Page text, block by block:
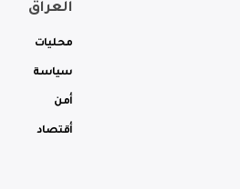
العراق
محليات
سياسة
أمن
أقتصاد